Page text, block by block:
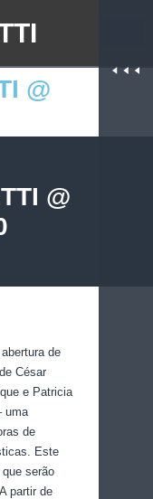
@
@
de
César
e Patricia
uma
de
Este
serão
partir de